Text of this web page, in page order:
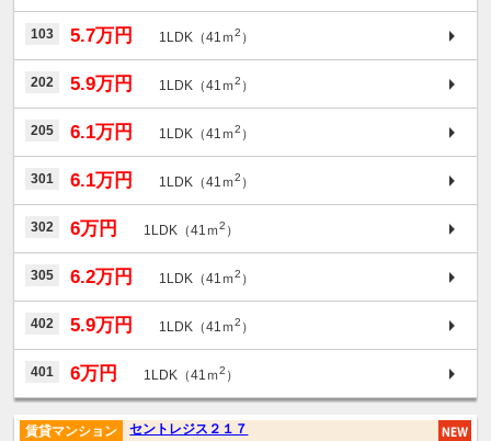
103 5.7万円 1LDK（41ｍ2 ）
202 5.9万円 1LDK（41ｍ2 ）
205 6.1万円 1LDK（41ｍ2 ）
301 6.1万円 1LDK（41ｍ2 ）
302 6万円 1LDK（41ｍ2 ）
305 6.2万円 1LDK（41ｍ2 ）
402 5.9万円 1LDK（41ｍ2 ）
401 6万円 1LDK（41ｍ2 ）
セントレジス２１７
賃貸マンション